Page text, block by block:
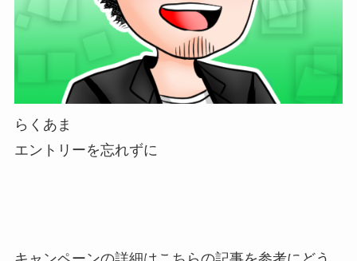
らくあま
エントリーを忘れずに